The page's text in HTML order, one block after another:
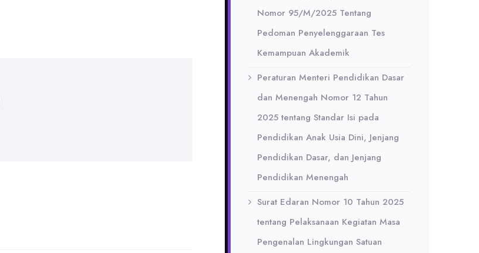
Nomor 95/M/2025 Tentang
Pedoman Penyelenggaraan Tes
Kemampuan Akademik
Peraturan Menteri Pendidikan Dasar
dan Menengah Nomor 12 Tahun
2025 tentang Standar Isi pada
Pendidikan Anak Usia Dini, Jenjang
Pendidikan Dasar, dan Jenjang
Pendidikan Menengah
Surat Edaran Nomor 10 Tahun 2025
tentang Pelaksanaan Kegiatan Masa
Pengenalan Lingkungan Satuan